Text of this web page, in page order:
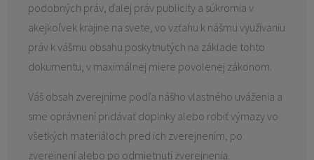
podobných práv, ďalej práv publicity a súkromia v
akejkoľvek krajine na svete, vo vzťahu k nášmu využívaniu
práv k vášmu obsahu poskytnutých na základe tohto
dokumentu, v maximálnej miere povolenej zákonom.
Váš obsah zverejníme podľa nášho vlastného uváženia a
sme oprávnení pridávať doplnky alebo robiť výmazy vo
všetkých materiáloch pred ich zverejnením, po
zverejnení alebo po odmietnutí zverejnenia.